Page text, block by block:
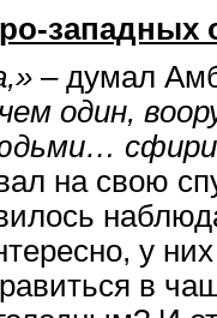
– думал
один,
на свою
у
в